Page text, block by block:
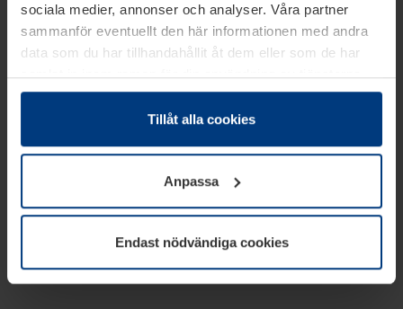
sociala medier, annonser och analyser. Våra partner
sammanför eventuellt den här informationen med andra
data som du har tillhandahållit åt dem eller som de har
samlat in inom ramen för din användning av tjänsterna.
Juridiskt kan vi lagra kakor på din enhet, om de är
absolut nödvändiga för driften av den här webbplatsen.
godkännande kan du när som helst ändra eller återkalla i
informationen om kakor underDataskyddsförklaring
vår webbplats.
Tillåt alla cookies
Anpassa
Endast nödvändiga cookies